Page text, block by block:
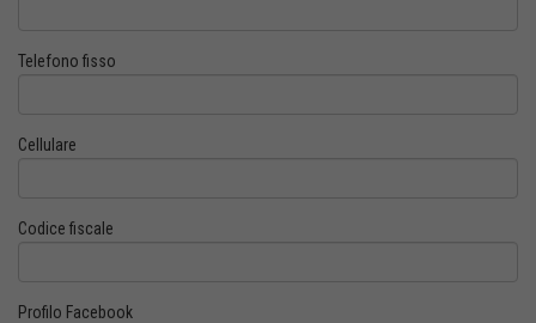
Telefono fisso
Cellulare
Codice fiscale
Profilo Facebook